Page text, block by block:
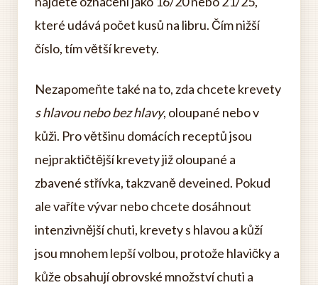
které udává počet kusů na libru. Čím nižší
číslo, tím větší krevety.
Nezapomeňte také na to, zda chcete krevety
s hlavou nebo bez hlavy, oloupané nebo v
kůži. Pro většinu domácích receptů jsou
nejpraktičtější krevety již oloupané a
zbavené střívka, takzvaně deveined. Pokud
ale vaříte vývar nebo chcete dosáhnout
intenzivnější chuti, krevety s hlavou a kůží
jsou mnohem lepší volbou, protože hlavičky a
kůže obsahují obrovské množství chuti a